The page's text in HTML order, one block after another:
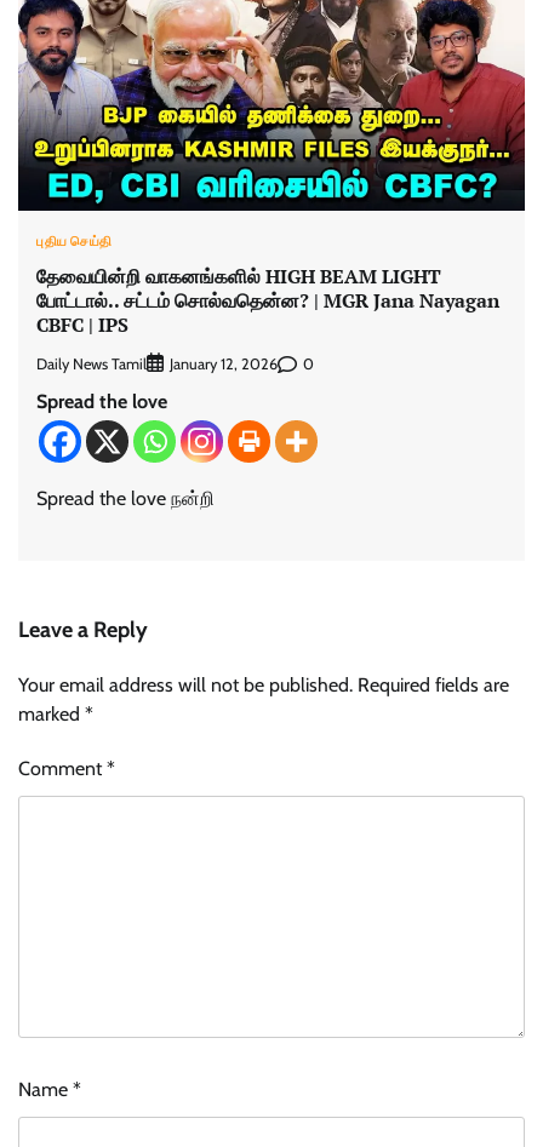
புதிய செய்தி
தேவையின்றி வாகனங்களில் HIGH BEAM LIGHT
போட்டால்.. சட்டம் சொல்வதென்ன? | MGR Jana Nayagan
CBFC | IPS
Daily News Tamil January 12, 2026 0
Spread the love
Spread the love நன்றி
Leave a Reply
Your email address will not be published. Required fields are
marked *
Comment*
Name *